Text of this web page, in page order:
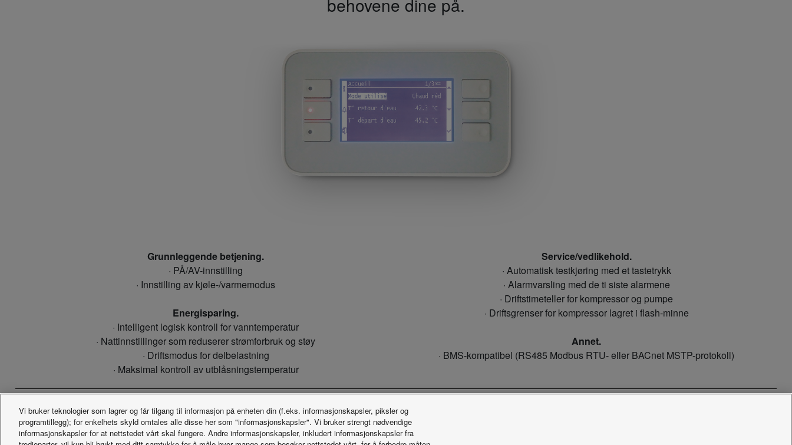
behovene dine på.
Grunnleggende betjening.
· PÅ/AV-innstilling
· Innstilling av kjøle-/varmemodus
Energisparing.
· Intelligent logisk kontroll for vanntemperatur
· Nattinnstillinger som reduserer strømforbruk og støy
· Driftsmodus for delbelastning
· Maksimal kontroll av utblåsningstemperatur
Service/vedlikehold.
· Automatisk testkjøring med et tastetrykk
· Alarmvarsling med de ti siste alarmene
· Driftstimeteller for kompressor og pumpe
· Driftsgrenser for kompressor lagret i flash-minne
Annet.
· BMS-kompatibel (RS485 Modbus RTU- eller BACnet MSTP-protokoll)
Mer om ECOi-W
Vi bruker teknologier som lagrer og får tilgang til informasjon på enheten din (f.eks. informasjonskapsler, piksler og
programtillegg); for enkelhets skyld omtales alle disse her som "informasjonskapsler". Vi bruker strengt nødvendige
informasjonskapsler for at nettstedet vårt skal fungere. Andre informasjonskapsler, inkludert informasjonskapsler fra